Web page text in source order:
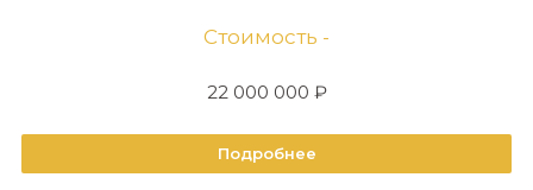
Стоимость -
22 000 000 ₽
Подробнее